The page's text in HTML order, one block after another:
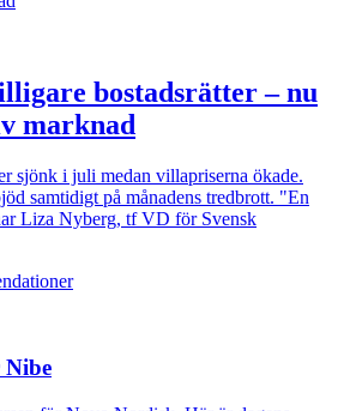
bostadsrätter – nu
marknad
sjönk i juli medan villapriserna ökade.
samtidigt på månadens tredbrott. "En
Liza Nyberg, tf VD för Svensk